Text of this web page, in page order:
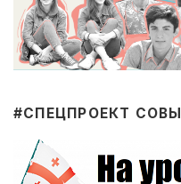
#CПЕЦПРОЕКТ СОВЫ